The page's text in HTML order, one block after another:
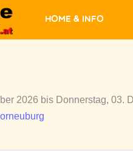
Home & Info
2026 bis Donnerstag, 03.